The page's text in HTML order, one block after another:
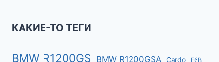
КАКИЕ-ТО ТЕГИ
BMW R1200GS BMW R1200GSA Cardo F6B